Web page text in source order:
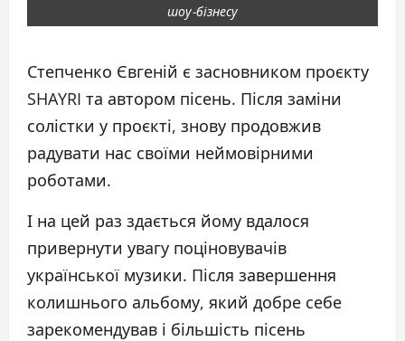
шоу-бізнесу
Степченко Євгеній є засновником проєкту
SHAYRI та автором пісень. Після заміни
солістки у проєкті, знову продовжив
радувати нас своїми неймовірними
роботами.
І на цей раз здається йому вдалося
привернути увагу поціновувачів
української музики. Після завершення
колишнього альбому, який добре себе
зарекомендував і більшість пісень